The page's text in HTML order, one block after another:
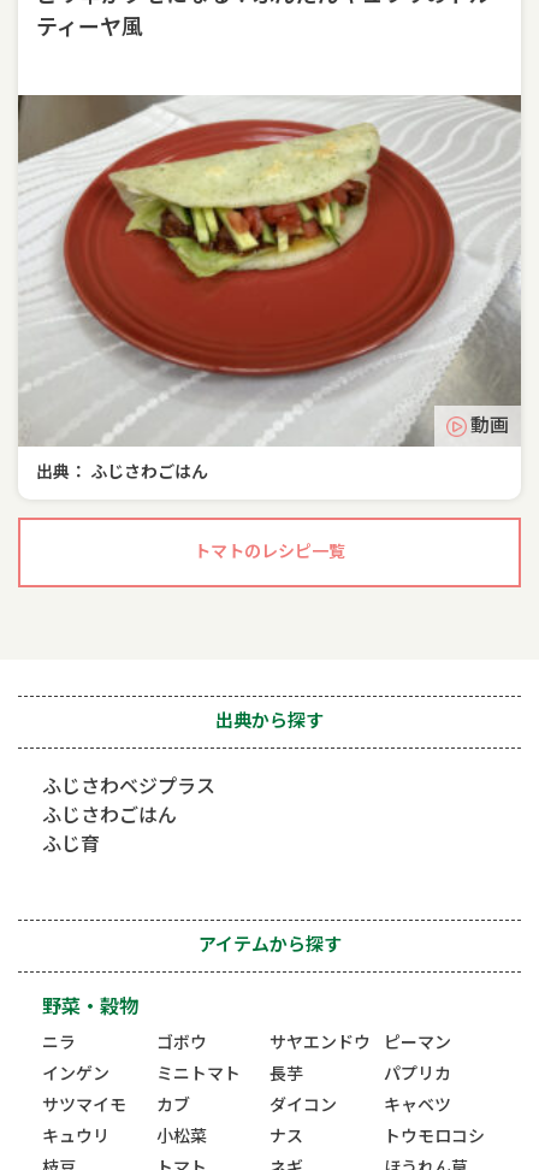
ティーヤ風
動画
出典： ふじさわごはん
トマトのレシピ一覧
出典から探す
ふじさわベジプラス
ふじさわごはん
ふじ育
アイテムから探す
野菜・穀物
ニラ ゴボウ サヤエンドウ
ピーマン
インゲン
ミニトマト 長芋
パプリカ
サツマイモ
カブ ダイコン
キャベツ
キュウリ
小松菜 ナス
トウモロコシ